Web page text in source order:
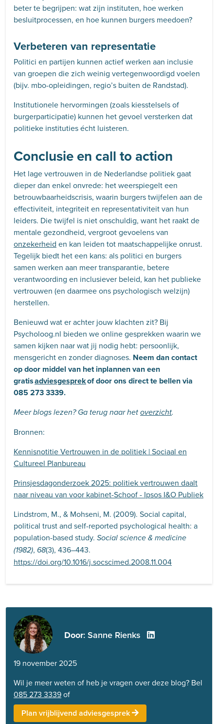
beter te begrijpen: wat zijn instituten, hoe werken
besluitprocessen, en hoe kunnen burgers meedoen?
Verbeteren van representatie
Politici en partijen kunnen actief werken aan inclusie
van groepen die zich weinig vertegenwoordigd voelen
(bijv. mbo-opleidingen, regio’s buiten de Randstad).
Institutionele hervormingen (zoals kiesstelsels of
burgerparticipatie) kunnen het gevoel versterken dat
politieke instituties écht luisteren.
Conclusie en call to action
Het lage vertrouwen in de Nederlandse politiek gaat
dieper dan enkel onvrede: het weerspiegelt een
betrouwbaarheidscrisis, waarin burgers twijfelen aan de
effectiviteit, integriteit en representativiteit van hun
leiders. Die twijfel is niet onschuldig, want het raakt de
mentale gezondheid, vergroot gevoelens van
onzekerheid en kan leiden tot maatschappelijke onrust.
Tegelijk biedt het een kans: als politici en burgers
samen werken aan meer transparantie, betere
verantwoording en inclusiever beleid, kan het publieke
vertrouwen (en daarmee ons psychologisch welzijn)
herstellen.
Benieuwd wat er achter jouw klachten zit? Bij
Psycholoog.nl bieden we online gesprekken waarin we
samen kijken naar wat jij nodig hebt: persoonlijk,
mensgericht en zonder diagnoses. Neem dan contact
op door middel van het inplannen van een
gratisadviesgesprekof door ons direct te bellen via
085 273 3339.
Meer blogs lezen? Ga terug naar het overzicht.
Bronnen:
Kennisnotitie Vertrouwen in de politiek | Sociaal en
Cultureel Planbureau
Prinsjesdagonderzoek 2025: politiek vertrouwen daalt
naar niveau van voor kabinet-Schoof - Ipsos I&O Publiek
Lindstrom, M., & Mohseni, M. (2009). Social capital,
political trust and self-reported psychological health: a
population-based study. Social science & medicine
(1982), 68(3), 436–443.
https://doi.org/10.1016/j.socscimed.2008.11.004
Door: Sanne Rienks
19 november 2025
Wil je meer weten of heb je vragen over deze blog? Bel
085 273 3339of
Plan vrijblijvend adviesgesprek